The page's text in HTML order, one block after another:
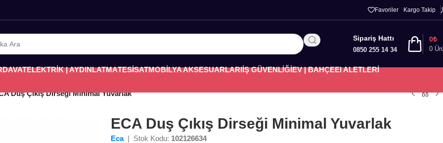
Favoriler Kargo Takip
Sipariş Hattı
0850 255 14 34 0
0₺
ELEKTRİK | AYDINLATMATESİSATMOBİLYA AKSESUARLARIİŞ GÜVENLİĞİEV | BAHÇEEl ALETLERİ
Duş Çıkış Dirseği Minimal Yuvarlak
ECA Duş Çıkış Dirseği Minimal Yuvarlak
Eca | Stok Kodu: 102126634